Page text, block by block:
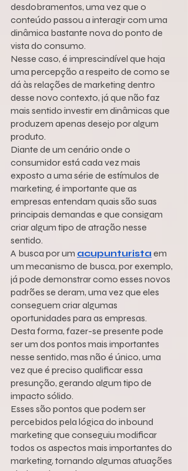
desdobramentos, uma vez que o
conteúdo passou a interagir com uma
dinâmica bastante nova do ponto de
vista do consumo.
Nesse caso, é imprescindível que haja
uma percepção a respeito de como se
dá às relações de marketing dentro
desse novo contexto, já que não faz
mais sentido investir em dinâmicas que
produzem apenas desejo por algum
produto.
Diante de um cenário onde o
consumidor está cada vez mais
exposto a uma série de estímulos de
marketing, é importante que as
empresas entendam quais são suas
principais demandas e que consigam
criar algum tipo de atração nesse
sentido.
A busca por um acupunturista em
um mecanismo de busca, por exemplo,
já pode demonstrar como esses novos
padrões se deram, uma vez que eles
conseguem criar algumas
oportunidades para as empresas.
Desta forma, fazer-se presente pode
ser um dos pontos mais importantes
nesse sentido, mas não é único, uma
vez que é preciso qualificar essa
presunção, gerando algum tipo de
impacto sólido.
Esses são pontos que podem ser
percebidos pela lógica do inbound
marketing que conseguiu modificar
todos os aspectos mais importantes do
marketing, tornando algumas atuações